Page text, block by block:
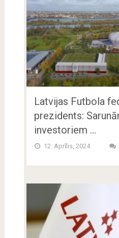
Latvijas Futbola
prezidents:
investoriem …
12. Aprīlis, 2024